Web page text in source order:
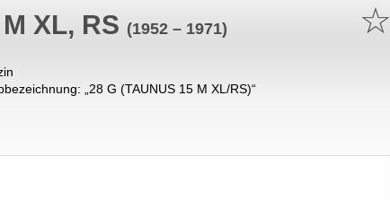
☆
XL, RS (1952 – 1971)
„ 28 G (TAUNUS 15 M XL/RS)“